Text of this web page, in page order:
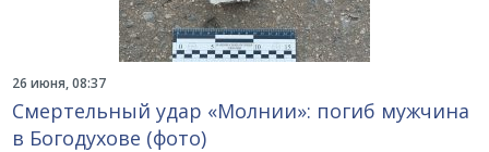
26 июня, 08:37
Смертельный удар «Молнии»: погиб мужчина
в Богодухове (фото)